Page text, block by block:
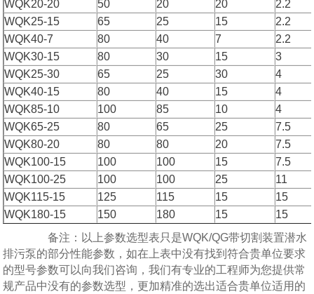
WQK20-20 50 20 20
2.2
WQK25-15
65 25 15
2.2
WQK40-7
80 40 7
2.2
WQK30-15
80 30 15
3
WQK25-30
65 25 30
4
WQK40-15
80 40 15
4
WQK85-10
100 85 10
4
WQK65-25
80 65 25
7.5
WQK80-20
80 80 20
7.5
WQK100-15
100 100 15
7.5
WQK100-25
100 100 25
11
WQK115-15
125 115 15
15
WQK180-15
150 180 15
15
备注：以上参数选型表只是WQK/QG带切割装置潜水
排污泵的部分性能参数，如在上表中没有找到符合贵单位要求
的型号参数可以向我们咨询，我们有专业的工程师为您提供常
规产品中没有的参数选型，更加精准的选出适合贵单位适用的